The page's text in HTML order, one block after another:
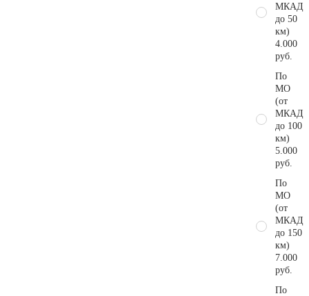
МКАД
до 50
км)
4.000
руб.
По
МО
(от
МКАД
до 100
км)
5.000
руб.
По
МО
(от
МКАД
до 150
км)
7.000
руб.
По